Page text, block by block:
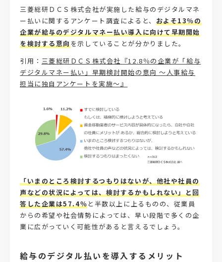
三菱総研ＤＣＳ株式会社が実施した給与のデジタルマネ
ー払いに関するアンケート調査によると、 およそ13％の
企業が給与のデジタルマネー払い導入に向けて早期開始
を検討する意向を示していることが分かりました。
引用： 三菱総研ＤＣＳ株式会社『12.8％の企業が「給与
デジタルマネー払い」早期検討開始の意向 ～人事給与
担当に独自アンケートを実施～』
「いまのところ検討するつもりはないが、他社や社員の
声などの状況によっては、検討するかもしれない」と回
答した企業は57.4％ と半数以上に上るものの、従業員
からの希望や社会情勢によっては、早い段階で多くの企
業に広がっていく可能性があると言えるでしょう。
給与のデジタル払いを導入するメリット